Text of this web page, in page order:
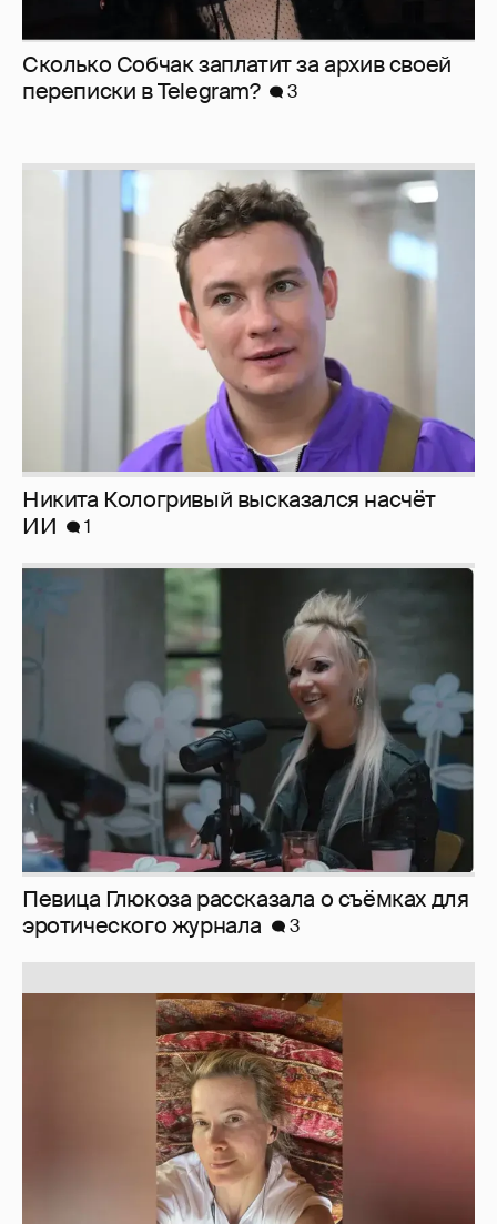
Сколько Собчак заплатит за архив своей
перeписки в Telegram?
3
Никита Кологривый высказался насчёт
ИИ
1
Певица Глюкоза рассказала о съёмках для
эротического журнала
3